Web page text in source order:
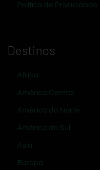
Política de Privacidade
Destinos
África
América Central
América do Norte
América do Sul
Ásia
Europa